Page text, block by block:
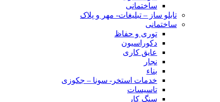
ساختمانی
تابلو ساز – تبلیغات- مهر و پلاک
ساختمانی
توری و حفاظ
دکوراسیون
عایق کاری
نجار
بناء
خدمات استخر- سونا – جکوزی
تاسیسات
سنگ کار